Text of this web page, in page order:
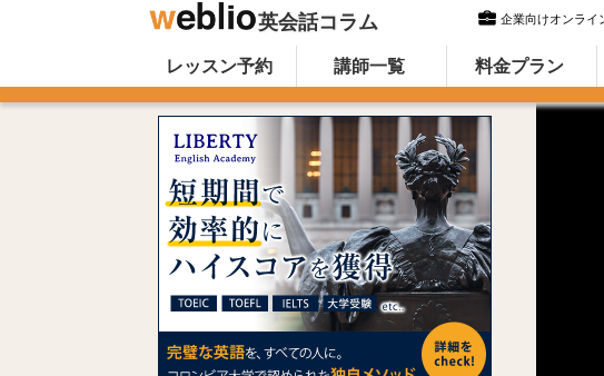
英会話コラム 企業向けオンライ
オンライン英会話のWeblio英会話コラム（英語で
Skip to content
レッスン予約 講師一覧 料金プラン